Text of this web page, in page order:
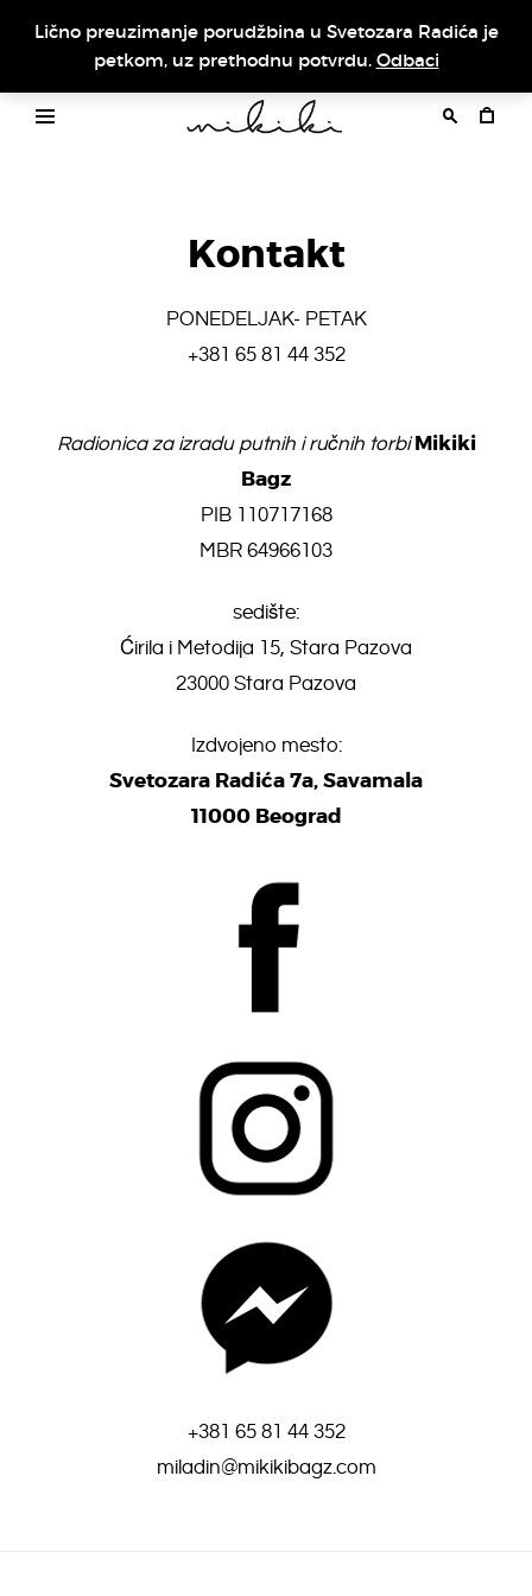
Kontakt
PONEDELJAK- PETAK
+381 65 81 44 352
Radionica za izradu putnih i ručnih torbi Mikiki
Bagz
PIB 110717168
MBR 64966103
sedište:
Ćirila i Metodija 15, Stara Pazova
23000 Stara Pazova
Izdvojeno mesto:
Svetozara Radića 7a, Savamala
11000 Beograd
+381 65 81 44 352
miladin@mikikibagz.com
Lično preuzimanje porudžbina u Svetozara Radića je
petkom, uz prethodnu potvrdu. Odbaci